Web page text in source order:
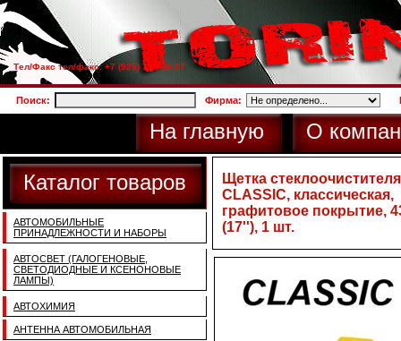
Тел/Факс тел/факс: +7 (925) 733-66-27
Поиск: Фирма:
На главную О
Каталог товаров
АВТОМОБИЛЬНЫЕ
ПРИНАДЛЕЖНОСТИ И НАБОРЫ
АВТОСВЕТ (ГАЛОГЕНОВЫЕ,
СВЕТОДИОДНЫЕ И КСЕНОНОВЫЕ
ЛАМПЫ)
АВТОХИМИЯ
АНТЕННА АВТОМОБИЛЬНАЯ
Щетка
CLASSIC, классическая,
графитовое покрытие,
(17''), 1 шт.